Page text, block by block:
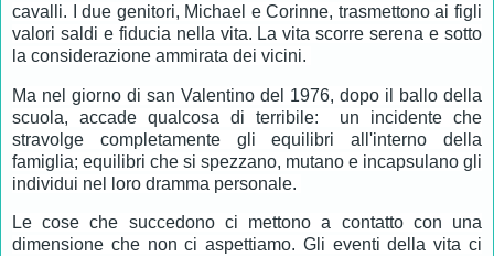
cavalli. I due genitori, Michael e Corinne, trasmettono ai figli
valori saldi e fiducia nella vita. La vita scorre serena e sotto
la considerazione ammirata dei vicini.
Ma nel giorno di san Valentino del 1976, dopo il ballo della
scuola, accade qualcosa di terribile: un incidente che
stravolge completamente gli equilibri all'interno della
famiglia; equilibri che si spezzano, mutano e incapsulano gli
individui nel loro dramma personale.
Le cose che succedono ci mettono a contatto con una
dimensione che non ci aspettiamo. Gli eventi della vita ci